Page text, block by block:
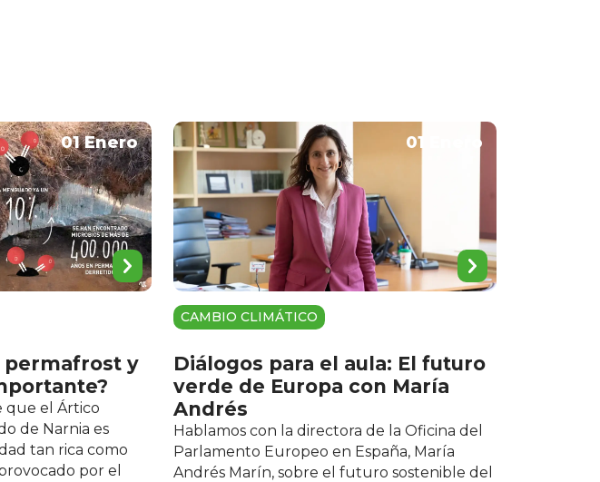
01 Enero
permafrost y
que el Ártico
de Narnia es
tan rica como
por el
01 Enero
CAMBIO CLIMÁTICO
Diálogos para el aula: El futuro
verde de Europa con María
Andrés
Hablamos con la directora de la Oficina del
Parlamento Europeo en España, María
Andrés Marín, sobre el futuro sostenible del